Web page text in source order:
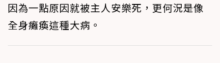
因為一點原因就被主人安樂死，更何況是像
全身癱瘓這種大病。